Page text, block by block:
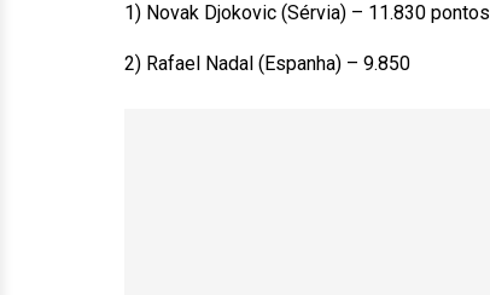
1) Novak Djokovic (Sérvia) – 11.830 pontos
2) Rafael Nadal (Espanha) – 9.850